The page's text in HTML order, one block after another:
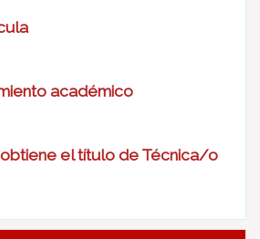
académico
el título de Técnica/o